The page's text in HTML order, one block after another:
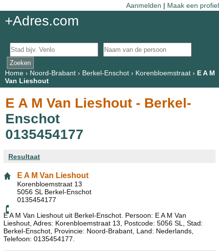
Aanmelden | Maak een profiel
+Adres.com
Home› Noord-Brabant› Berkel-Enschot› Korenbloemstraat› E A M
Van Lieshout
E A M Van Lieshout - Berkel-
Enschot
0135454177
Resultaat
E A M Van Lieshout
Korenbloemstraat 13
5056 SL Berkel-Enschot
0135454177
E A M Van Lieshout uit Berkel-Enschot. Persoon: E A M Van
Lieshout, Adres: Korenbloemstraat 13, Postcode: 5056 SL, Stad:
Berkel-Enschot, Provincie: Noord-Brabant, Land: Nederlands,
Telefoon: 0135454177.